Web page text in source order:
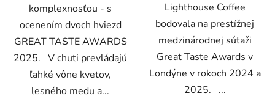
komplexnosťou - s
ocenením dvoch hviezd
GREAT TASTE AWARDS
2025. V chuti prevládajú
ľahké vône kvetov,
lesného medu a...
Lighthouse Coffee
bodovala na prestížnej
medzinárodnej súťaži
Great Taste Awards v
Londýne v rokoch 2024 a
2025. ...